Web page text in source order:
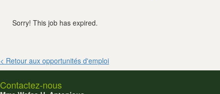
Sorry! This job has expired.
< Retour aux opportunités d'emploi
Contactez-nous